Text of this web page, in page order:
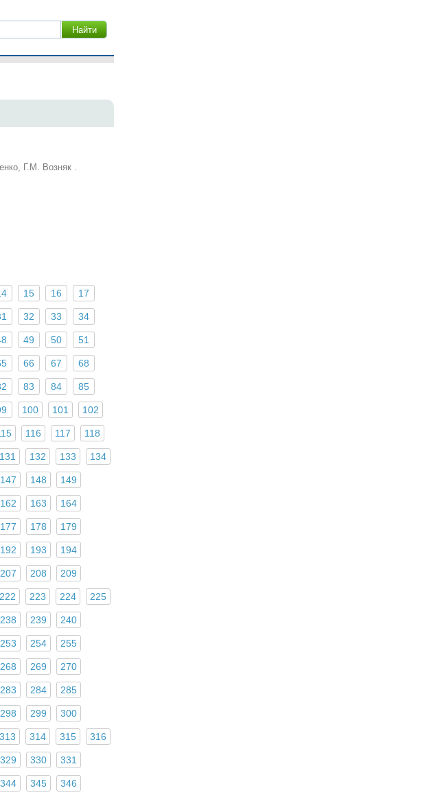
Г.М. Возняк .
15 16 17
32 33 34
49 50 51
66 67 68
83 84 85
100 101 102
116 117 118
131 132 133 134
147 148 149
162 163 164
177 178 179
192 193 194
207 208 209
222 223 224 225
238 239 240
253 254 255
268 269 270
283 284 285
298 299 300
313 314 315 316
329 330 331
344 345 346